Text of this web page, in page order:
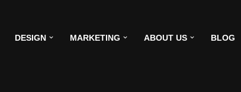
DESIGN MARKETING ABOUT US BLOG